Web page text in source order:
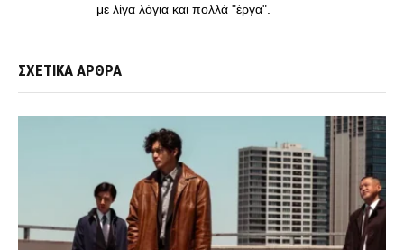
με λίγα λόγια και πολλά "έργα".
ΣΧΕΤΙΚΑ ΑΡΘΡΑ